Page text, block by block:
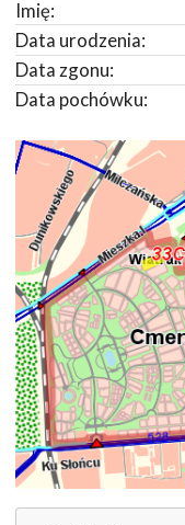
Imię:
Data urodzenia:
Data zgonu:
Data pochówku: